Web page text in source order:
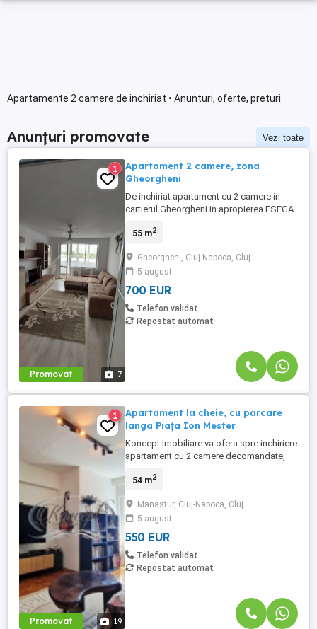
Apartamente 2 camere de inchiriat • Anunturi, oferte, preturi
Anunțuri promovate Vezi toate
Promovat 7
1
Apartament 2 camere, zona
Gheorgheni
De inchiriat apartament cu 2 camere in
cartierul Gheorgheni in apropierea FSEGA
compus din living, un dormitor, o
termopan. - 55 mp utili. - complet mobilat
si utilat. - etaj 6 din 10. - disponibil imediat.
Recomandarea ...
55 m2
Gheorgheni, Cluj-Napoca, Cluj
5 august
700 EUR
Telefon validat
Repostat automat
Promovat 19
1
Apartament la cheie, cu parcare
langa Piața Ion Mester
Koncept Imobiliare va ofera spre inchiriere
apartament cu 2 camere decomandate,
regim de inaltime D+P+8 etaje, imobilul
Mester din Manastur, intr-o zona foarte
bine conectata la punctele de interes ale
orasului, cu acces facil ...
54 m2
Manastur, Cluj-Napoca, Cluj
5 august
550 EUR
Telefon validat
Repostat automat